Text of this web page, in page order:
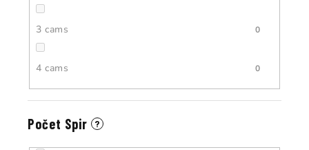
3 cams 0
4 cams 0
Počet Spir ?